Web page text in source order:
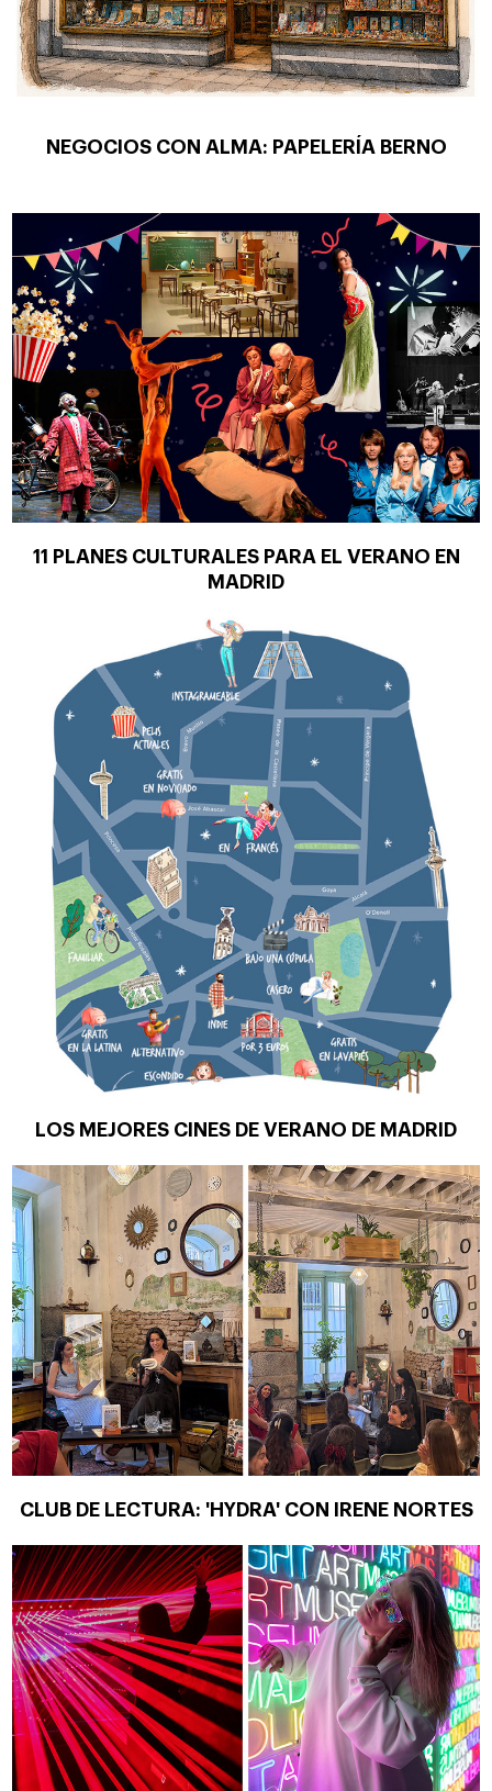
NEGOCIOS CON ALMA: PAPELERÍA BERNO
11 PLANES CULTURALES PARA EL VERANO EN
MADRID
LOS MEJORES CINES DE VERANO DE MADRID
CLUB DE LECTURA: 'HYDRA' CON IRENE NORTES